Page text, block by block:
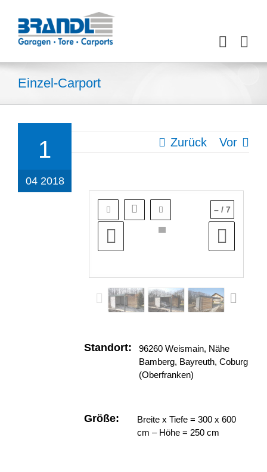
Inhalt
springen
Einzel-Carport
Zurück Vor
1
04 2018
– / 7
Standort:
96260 Weismain, Nähe
Bamberg, Bayreuth, Coburg
(Oberfranken)
Größe:
Breite x Tiefe = 300 x 600
cm – Höhe = 250 cm